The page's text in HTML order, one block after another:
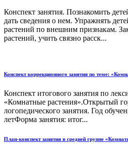
Конспект занятия. Познакомить
дать сведения о нем. Упражнять
растений по внешним признакам.
растений, учить связно расск...
Конспект коррекционного занятия по теме:
Конспект итогового занятия по
«Комнатные растения».Открытый
логопедического занятия. Год
летФорма занятия: итог...
План-конспект занятия в средней группе